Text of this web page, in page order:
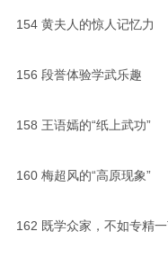
154 黄夫人的惊人记忆力
156 段誉体验学武乐趣
158 王语嫣的“纸上武功”
160 梅超风的“高原现象”
162 既学众家，不如专精